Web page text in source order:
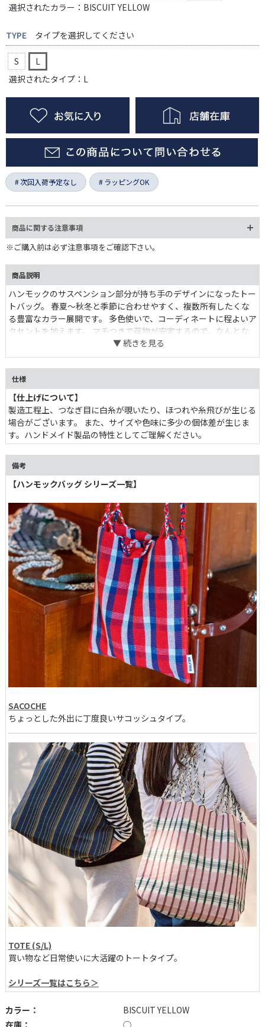
選択されたカラー：BISCUIT YELLOW
TYPE タイプを選択してください
S
L
選択されたタイプ：L
次回入荷予定なし ラッピングOK
商品に関する注意事項
※ご購入前は必ず注意事項をご確認下さい。
商品説明
ハンモックのサスペンション部分が持ち手のデザインになったトー
トバッグ。 春夏〜秋冬と季節に合わせやすく、複数所有したくな
る豊富なカラー展開です。 多色使いで、コーディネートに程よいア
クセントを加えます。 マチつきで荷物が安定するので、なんとな
く置いても絵になる。 織り方やデザインからトラディショナルな
魅力を感じられるバッグです。
仕様
【仕上げについて】
製造工程上、つなぎ目に白糸が覗いたり、ほつれや糸飛びが生じる
場合がございます。 また、サイズや色味に多少の個体差が生じま
す。ハンドメイド製品の特性としてご理解ください。
備考
【ハンモックバッグ シリーズ一覧】
SACOCHE
ちょっとした外出に丁度良いサコッシュタイプ。
TOTE (S/L)
買い物など日常使いに大活躍のトートタイプ。
シリーズ一覧はこちら＞
カラー：
BISCUIT YELLOW